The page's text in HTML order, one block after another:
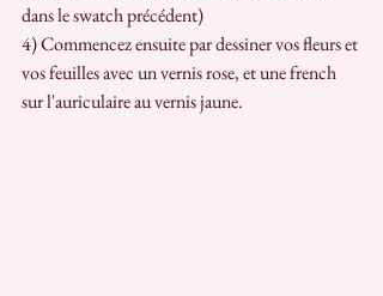
dans le swatch précédent)
4) Commencez ensuite par dessiner vos fleurs et
vos feuilles avec un vernis rose, et une french
sur l'auriculaire au vernis jaune.